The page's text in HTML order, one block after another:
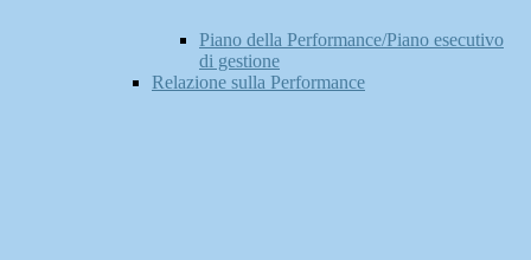
Piano della Performance/Piano esecutivo
di gestione
Relazione sulla Performance